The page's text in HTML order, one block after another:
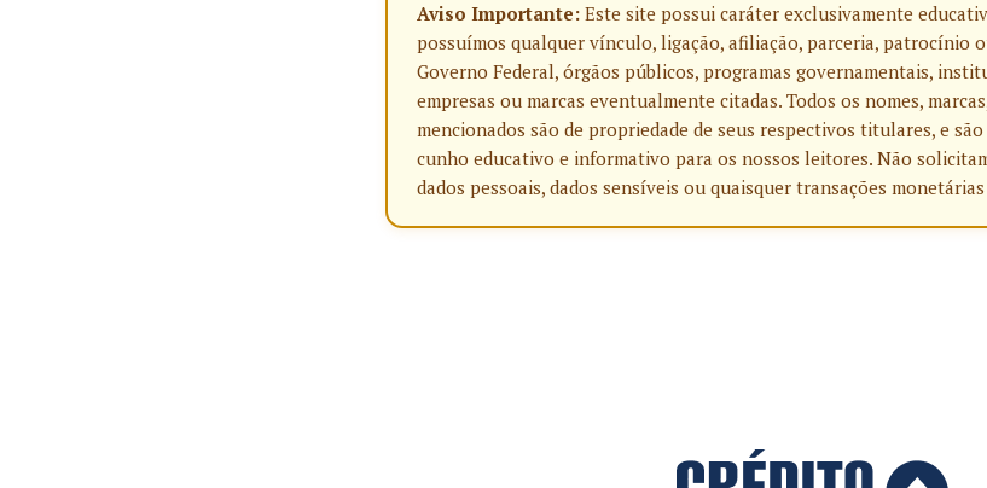
Aviso Importante: Este site possui caráter exclusivamente
possuímos qualquer vínculo, ligação, afiliação, parceria, patrocínio
Governo Federal, órgãos públicos, programas governamentais,
empresas ou marcas eventualmente citadas. Todos os nomes,
mencionados são de propriedade de seus respectivos titulares, e
cunho educativo e informativo para os nossos leitores. Não
dados pessoais, dados sensíveis ou quaisquer transações